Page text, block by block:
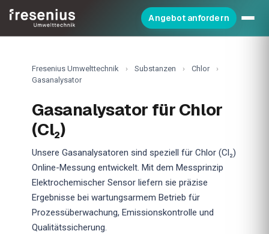
Angebot anfordern
Fresenius Umwelttechnik › Substanzen › Chlor
›
Gasanalysator
Gasanalysator für Chlor
(Cl₂)
Unsere Gasanalysatoren sind speziell für Chlor (Cl₂)
Online-Messung entwickelt. Mit dem Messprinzip
Elektrochemischer Sensor liefern sie präzise
Ergebnisse bei wartungsarmem Betrieb für
Prozessüberwachung, Emissionskontrolle und
Qualitätssicherung.